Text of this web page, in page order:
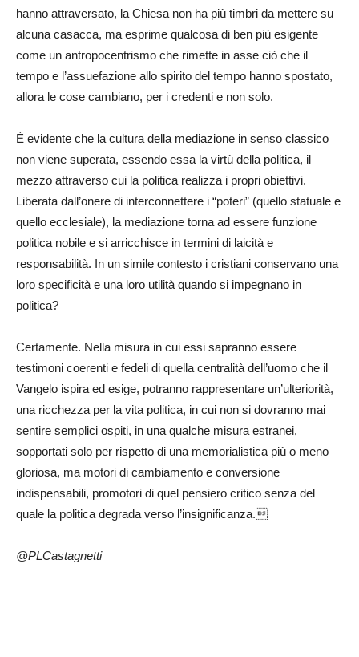
hanno attraversato, la Chiesa non ha più timbri da mettere su
alcuna casacca, ma esprime qualcosa di ben più esigente
come un antropocentrismo che rimette in asse ciò che il
tempo e l’assuefazione allo spirito del tempo hanno spostato,
allora le cose cambiano, per i credenti e non solo.
È evidente che la cultura della mediazione in senso classico
non viene superata, essendo essa la virtù della politica, il
mezzo attraverso cui la politica realizza i propri obiettivi.
Liberata dall’onere di interconnettere i “poteri” (quello statuale e
quello ecclesiale), la mediazione torna ad essere funzione
politica nobile e si arricchisce in termini di laicità e
responsabilità. In un simile contesto i cristiani conservano una
loro specificità e una loro utilità quando si impegnano in
politica?
Certamente. Nella misura in cui essi sapranno essere
testimoni coerenti e fedeli di quella centralità dell’uomo che il
Vangelo ispira ed esige, potranno rappresentare un’ulteriorità,
una ricchezza per la vita politica, in cui non si dovranno mai
sentire semplici ospiti, in una qualche misura estranei,
sopportati solo per rispetto di una memorialistica più o meno
gloriosa, ma motori di cambiamento e conversione
indispensabili, promotori di quel pensiero critico senza del
quale la politica degrada verso l’insignificanza.
@PLCastagnetti